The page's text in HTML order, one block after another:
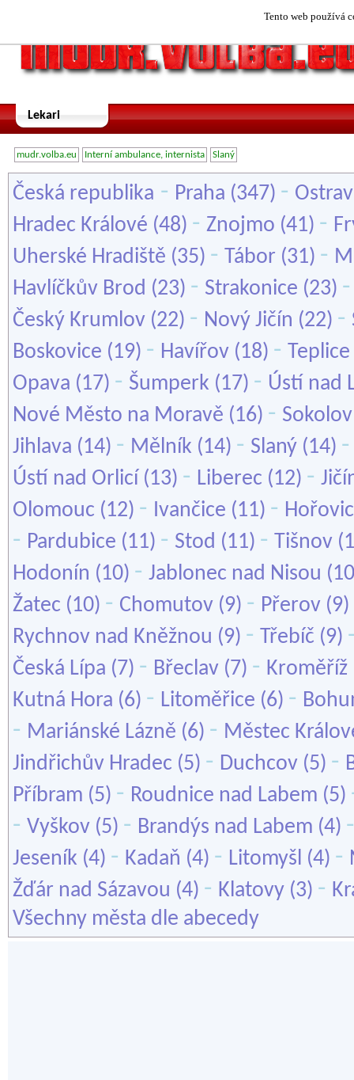
Tento web používá
Lekari
mudr.volba.eu Interní ambulance, internista Slaný
Česká republika - Praha (347) -
Hradec Králové (48) - Znojmo (41) -
Uherské Hradiště (35) - Tábor (31) -
Havlíčkův Brod (23) - Strakonice (23)
Český Krumlov (22) - Nový Jičín (22) -
Boskovice (19) - Havířov (18) - Teplice
Opava (17) - Šumperk (17) - Ústí nad
Nové Město na Moravě (16) - Sokolov
Jihlava (14) - Mělník (14) - Slaný (14)
Ústí nad Orlicí (13) - Liberec (12) -
Olomouc (12) - Ivančice (11) -
- Pardubice (11) - Stod (11) - Tišnov
Hodonín (10) - Jablonec nad Nisou
Žatec (10) - Chomutov (9) - Přerov (9)
Rychnov nad Kněžnou (9) - Třebíč (9)
Česká Lípa (7) - Břeclav (7) - Kroměříž
Kutná Hora (6) - Litoměřice (6) -
- Mariánské Lázně (6) - Městec
Jindřichův Hradec (5) - Duchcov (5) -
Příbram (5) - Roudnice nad Labem (5)
- Vyškov (5) - Brandýs nad Labem (4)
Jeseník (4) - Kadaň (4) - Litomyšl (4) -
Žďár nad Sázavou (4) - Klatovy (3) -
Všechny města dle abecedy